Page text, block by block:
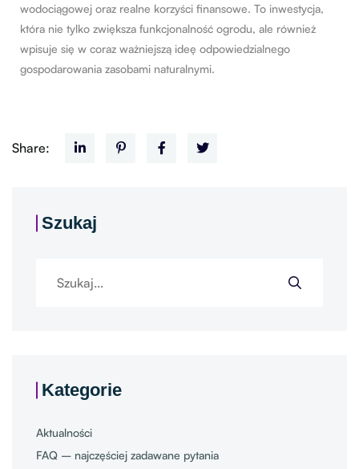
wodociągowej oraz realne korzyści finansowe. To inwestycja,
która nie tylko zwiększa funkcjonalność ogrodu, ale również
wpisuje się w coraz ważniejszą ideę odpowiedzialnego
gospodarowania zasobami naturalnymi.
Share:
Szukaj
Kategorie
Aktualności
FAQ – najczęściej zadawane pytania